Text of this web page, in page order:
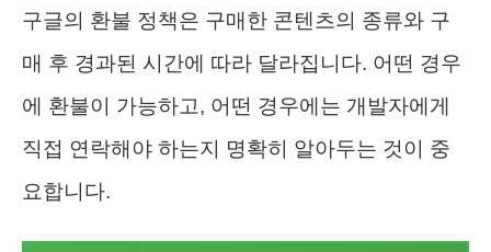
구글의 환불 정책은 구매한 콘텐츠의 종류와 구
매 후 경과된 시간에 따라 달라집니다. 어떤 경우
에 환불이 가능하고, 어떤 경우에는 개발자에게
직접 연락해야 하는지 명확히 알아두는 것이 중
요합니다.